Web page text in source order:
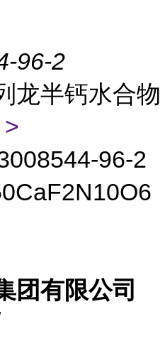
96-2
龙半钙水合物
96-2
团有限公司